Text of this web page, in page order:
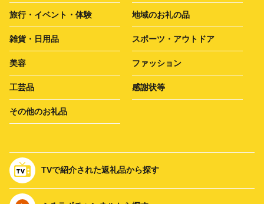
旅行・イベント・体験 地域のお礼の品
雑貨・日用品 スポーツ・アウトドア
美容 ファッション
工芸品 感謝状等
その他のお礼品
TVで紹介された返礼品から探す